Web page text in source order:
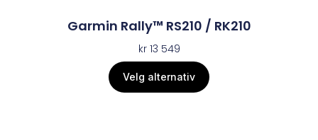
Garmin Rally™ RS210 / RK210
kr13 549
Velg alternativ